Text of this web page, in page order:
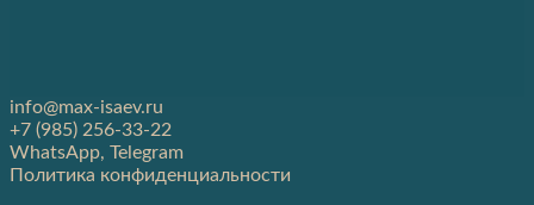
info@max-isaev.ru
+7 (985) 256-33-22
WhatsApp, Telegram
Политика конфиденциальности